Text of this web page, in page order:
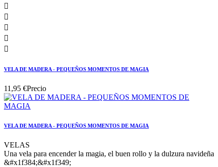





VELA DE MADERA - PEQUEÑOS MOMENTOS DE MAGIA
11,95 €Precio
VELA DE MADERA - PEQUEÑOS MOMENTOS DE MAGIA
VELAS
Una vela para encender la magia, el buen rollo y la dulzura navideña
&#x1f384;&#x1f349;